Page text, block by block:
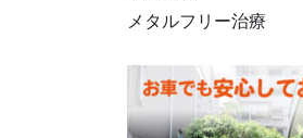
メタルフリー治療